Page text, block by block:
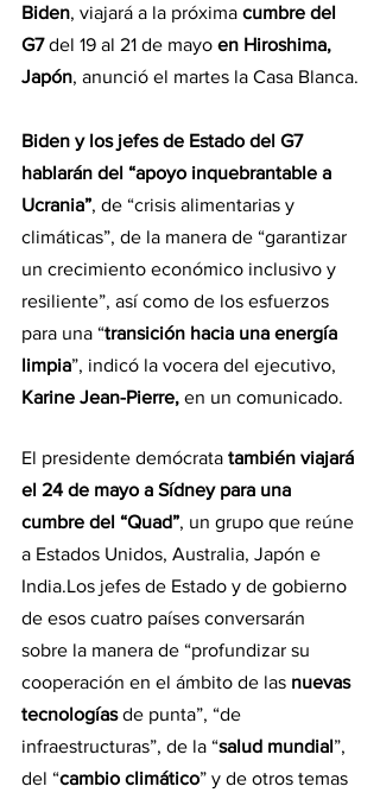
Biden, viajará a la próxima cumbre del
G7 del 19 al 21 de mayo en Hiroshima,
Japón, anunció el martes la Casa Blanca.
Biden y los jefes de Estado del G7
hablarán del “apoyo inquebrantable a
Ucrania”, de “crisis alimentarias y
climáticas”, de la manera de “garantizar
un crecimiento económico inclusivo y
resiliente”, así como de los esfuerzos
para una “transición hacia una energía
limpia”, indicó la vocera del ejecutivo,
Karine Jean-Pierre, en un comunicado.
El presidente demócrata también viajará
el 24 de mayo a Sídney para una
cumbre del “Quad”, un grupo que reúne
a Estados Unidos, Australia, Japón e
India.Los jefes de Estado y de gobierno
de esos cuatro países conversarán
sobre la manera de “profundizar su
cooperación en el ámbito de las nuevas
tecnologías de punta”, “de
infraestructuras”, de la “salud mundial”,
del “cambio climático” y de otros temas